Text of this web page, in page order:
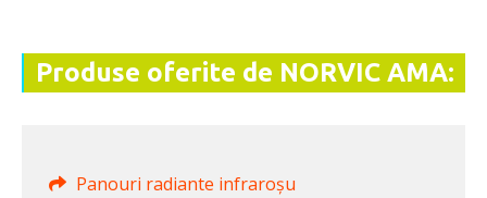
Produse oferite de NORVIC AMA:
Panouri radiante infraroșu